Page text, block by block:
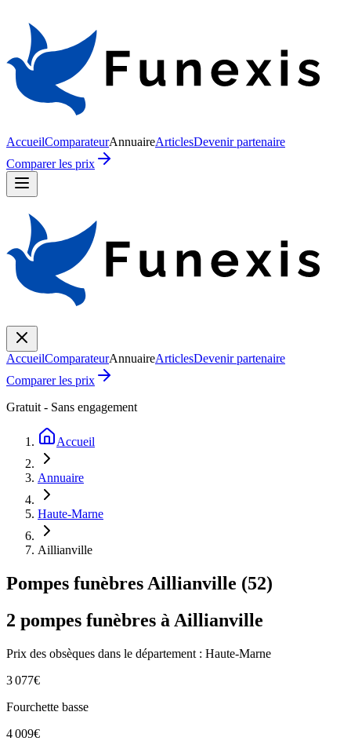
AccueilComparateurAnnuaireArticlesDevenir partenaire
Comparer les prix
AccueilComparateurAnnuaireArticlesDevenir partenaire
Comparer les prix
Gratuit - Sans engagement
Accueil
Annuaire
Haute-Marne
Aillianville
Pompes funèbres Aillianville (52)
2 pompes funèbres à Aillianville
Prix des obsèques dans le département : Haute-Marne
3 077€
Fourchette basse
4 009€